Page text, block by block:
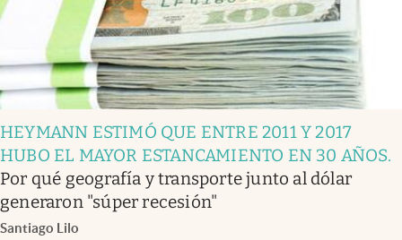
HEYMANN ESTIMÓ QUE ENTRE 2011 Y 2017
HUBO EL MAYOR ESTANCAMIENTO EN 30 AÑOS.
Por qué geografía y transporte junto al dólar
generaron "súper recesión"
Santiago Lilo